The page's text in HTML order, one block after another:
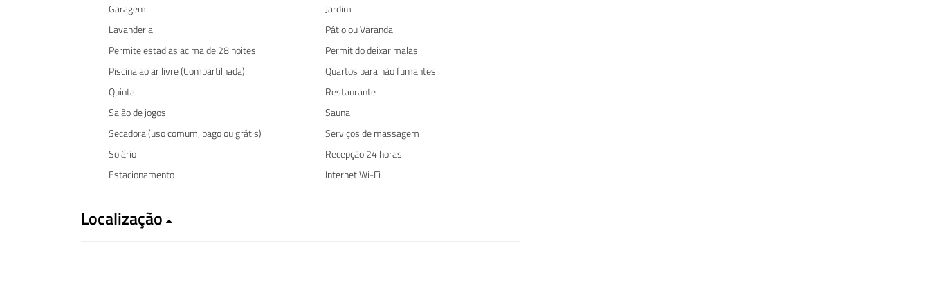
Garagem
Jardim
Lavanderia
Pátio ou Varanda
Permite estadias acima de 28 noites
Permitido deixar malas
Piscina ao ar livre (Compartilhada)
Quartos para não fumantes
Quintal
Restaurante
Salão de jogos
Sauna
Secadora (uso comum, pago ou grátis)
Serviços de massagem
Solário
Recepção 24 horas
Estacionamento
Internet Wi-Fi
Localização